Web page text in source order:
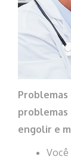
problemas
engolir e
Você